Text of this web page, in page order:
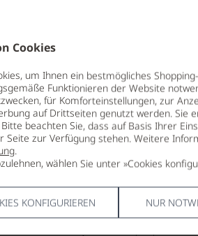
Cookies
um Ihnen ein bestmögliches
Funktionieren der Website
für Komforteinstellungen, zur
auf Drittseiten genutzt werden. Sie
beachten Sie, dass auf Basis Ihrer
Seite zur Verfügung stehen. Weitere
.
wählen Sie unter »Cookies
KONFIGURIEREN NUR
59,90
pro Flasche (0.75l), € 79,87/L
Lebensmittel­angaben
Clay Sauvignon